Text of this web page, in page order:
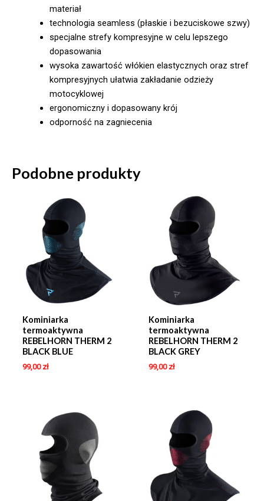
materiał
technologia seamless (płaskie i bezuciskowe szwy)
specjalne strefy kompresyjne w celu lepszego
dopasowania
wysoka zawartość włókien elastycznych oraz stref
kompresyjnych ułatwia zakładanie odzieży
motocyklowej
ergonomiczny i dopasowany krój
odporność na zagniecenia
Podobne produkty
Kominiarka
termoaktywna
REBELHORN THERM 2
BLACK BLUE
99,00 zł
Kominiarka
termoaktywna
REBELHORN THERM 2
BLACK GREY
99,00 zł